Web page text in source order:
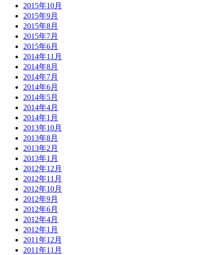
2015年10月
2015年9月
2015年8月
2015年7月
2015年6月
2014年11月
2014年8月
2014年7月
2014年6月
2014年5月
2014年4月
2014年1月
2013年10月
2013年8月
2013年2月
2013年1月
2012年12月
2012年11月
2012年10月
2012年9月
2012年6月
2012年4月
2012年1月
2011年12月
2011年11月